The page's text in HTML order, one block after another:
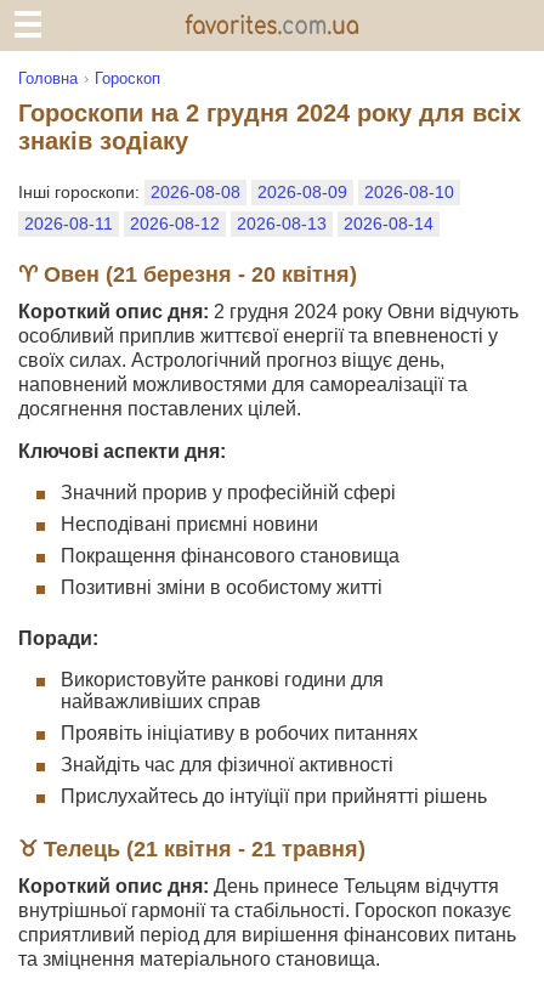
Головна Гороскоп
Гороскопи на 2 грудня 2024 року для всіх
знаків зодіаку
Інші гороскопи: 2026-08-08 2026-08-09
2026-08-10
2026-08-11
2026-08-12 2026-08-13 2026-08-14
♈ Овен (21 березня - 20 квітня)
Короткий опис дня: 2 грудня 2024 року Овни відчують
особливий приплив життєвої енергії та впевненості у
своїх силах. Астрологічний прогноз віщує день,
наповнений можливостями для самореалізації та
досягнення поставлених цілей.
Ключові аспекти дня:
Значний прорив у професійній сфері
Несподівані приємні новини
Покращення фінансового становища
Позитивні зміни в особистому житті
Поради:
Використовуйте ранкові години для
найважливіших справ
Проявіть ініціативу в робочих питаннях
Знайдіть час для фізичної активності
Прислухайтесь до інтуїції при прийнятті рішень
♉ Телець (21 квітня - 21 травня)
Короткий опис дня: День принесе Тельцям відчуття
внутрішньої гармонії та стабільності. Гороскоп показує
сприятливий період для вирішення фінансових питань
та зміцнення матеріального становища.